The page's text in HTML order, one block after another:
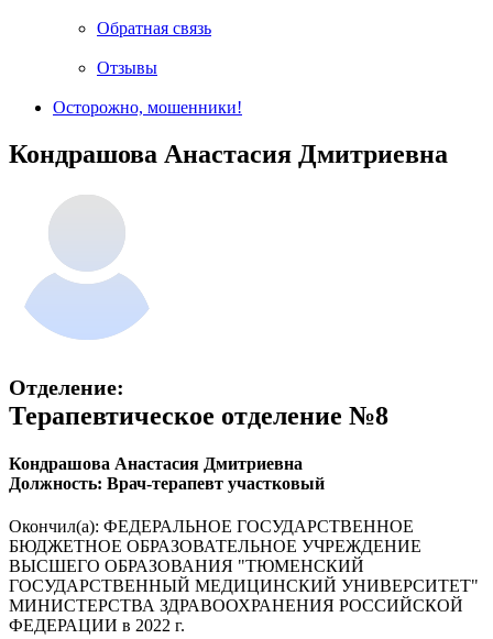
Обратная связь
Отзывы
Осторожно, мошенники!
Кондрашова Анастасия Дмитриевна
Отделение:
Терапевтическое отделение №8
Кондрашова Анастасия Дмитриевна
Должность: Врач-терапевт участковый
Окончил(а): ФЕДЕРАЛЬНОЕ ГОСУДАРСТВЕННОЕ
БЮДЖЕТНОЕ ОБРАЗОВАТЕЛЬНОЕ УЧРЕЖДЕНИЕ
ВЫСШЕГО ОБРАЗОВАНИЯ "ТЮМЕНСКИЙ
ГОСУДАРСТВЕННЫЙ МЕДИЦИНСКИЙ УНИВЕРСИТЕТ"
МИНИСТЕРСТВА ЗДРАВООХРАНЕНИЯ РОССИЙСКОЙ
ФЕДЕРАЦИИ в 2022 г.